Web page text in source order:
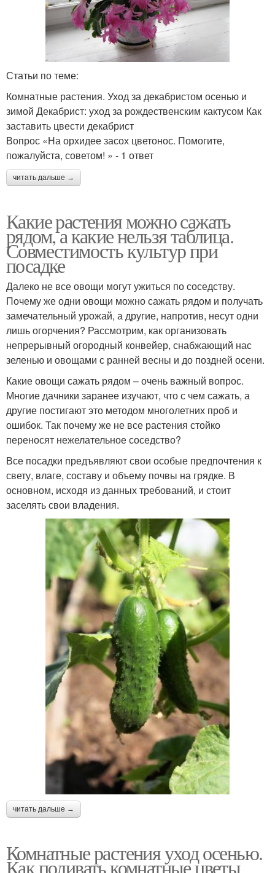
Статьи по теме:
Комнатные растения. Уход за декабристом осенью и
зимой Декабрист: уход за рождественским кактусом Как
заставить цвести декабрист
Вопрос «На орхидее засох цветонос. Помогите,
пожалуйста, советом! » - 1 ответ
читать дальше →
Какие растения можно сажать
рядом, а какие нельзя таблица.
Совместимость культур при
посадке
Далеко не все овощи могут ужиться по соседству.
Почему же одни овощи можно сажать рядом и получать
замечательный урожай, а другие, напротив, несут одни
лишь огорчения? Рассмотрим, как организовать
непрерывный огородный конвейер, снабжающий нас
зеленью и овощами с ранней весны и до поздней осени.
Какие овощи сажать рядом – очень важный вопрос.
Многие дачники заранее изучают, что с чем сажать, а
другие постигают это методом многолетних проб и
ошибок. Так почему же не все растения стойко
переносят нежелательное соседство?
Все посадки предъявляют свои особые предпочтения к
свету, влаге, составу и объему почвы на грядке. В
основном, исходя из данных требований, и стоит
заселять свои владения.
читать дальше →
Комнатные растения уход осенью.
Как поливать комнатные цветы